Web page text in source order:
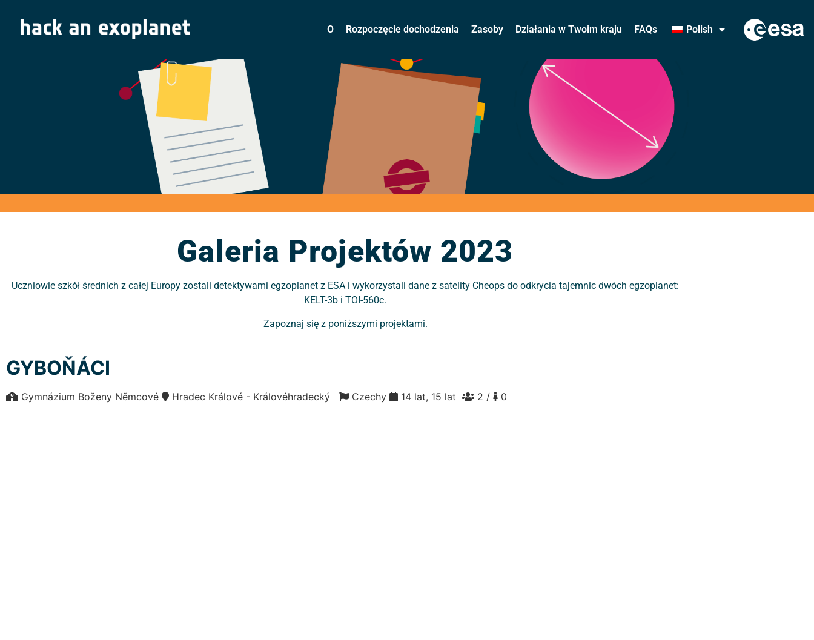
O Rozpoczęcie dochodzenia Zasoby Działania w Twoim kraju FAQs Polish
Galeria Projektów 2023
Uczniowie szkół średnich z całej Europy zostali detektywami egzoplanet z ESA i wykorzystali dane z satelity Cheops do odkrycia tajemnic dwóch egzoplanet:
KELT-3b i TOI-560c.
Zapoznaj się z poniższymi projektami.
GYBOŇÁCI
Gymnázium Boženy Němcové Hradec Králové - Královéhradecký Czechy 14 lat, 15 lat 2 / 0